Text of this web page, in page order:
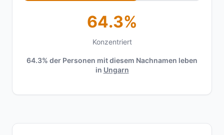
64.3%
Konzentriert
64.3% der Personen mit diesem Nachnamen leben
in Ungarn